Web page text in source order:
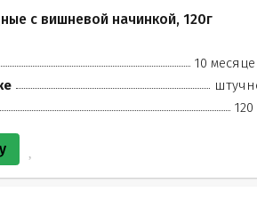
с вишневой начинкой, 120г
10
120